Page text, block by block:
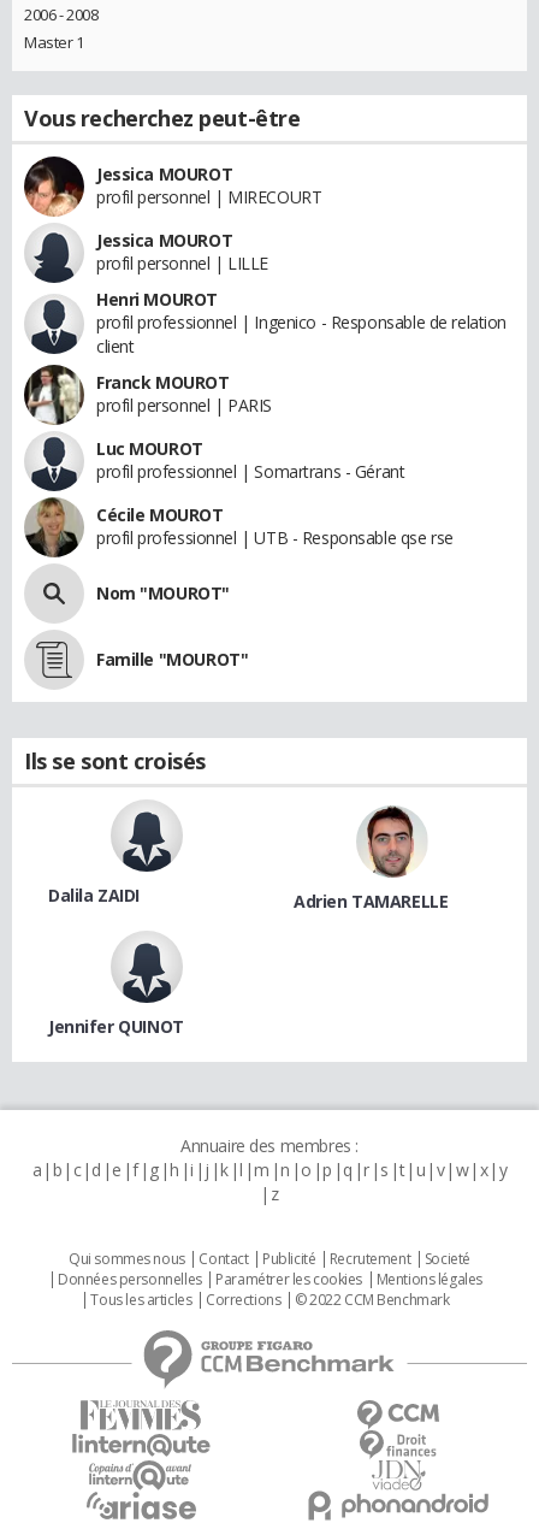
2006 - 2008
Master 1
Vous recherchez peut-être
Jessica MOUROT
profil personnel | MIRECOURT
Jessica MOUROT
profil personnel | LILLE
Henri MOUROT
profil professionnel | Ingenico - Responsable de relation
client
Franck MOUROT
profil personnel | PARIS
Luc MOUROT
profil professionnel | Somartrans - Gérant
Cécile MOUROT
profil professionnel | UTB - Responsable qse rse
Nom "MOUROT"
Famille "MOUROT"
Ils se sont croisés
Dalila ZAIDI Adrien TAMARELLE
Jennifer QUINOT
Annuaire des membres :
a b c d e f g h i j k l m n o p q r s t u v w x y
z
Qui sommes nous Contact Publicité Recrutement
Societé
Données personnelles
Paramétrer les cookies
Mentions légales
Tous les articles
Corrections © 2022 CCM Benchmark